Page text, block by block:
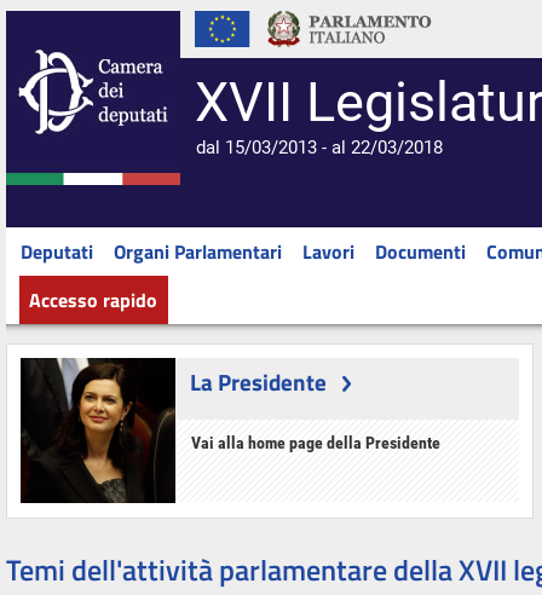
XVII
dal 15/03/2013 - al 22/03/2018
Deputati Organi Parlamentari Lavori Documenti
Accesso rapido
La Presidente
Vai alla home page della Presidente
Temi dell'attività parlamentare della XVII